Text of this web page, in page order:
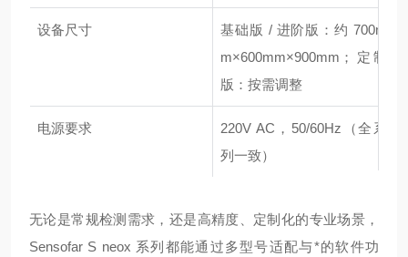
设备尺寸
基础版 / 进阶版：约 700m
m×600mm×900mm；定制
版：按需调整
电源要求
220V AC，50/60Hz（全系
列一致）
无论是常规检测需求，还是高精度、定制化的专业场景，
Sensofar S neox 系列都能通过多型号适配与*的软件功